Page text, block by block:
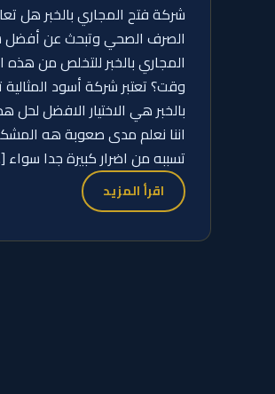
شركة فتح المجاري بالخبر هل
الصرف الصحي وتبحث عن
المجاري بالخبر للتخلص من
وقت؟ تعتبر شركة أسود المثالية
بالخبر هي الاختيار الافضل
اننا نعلم مدى صعوبة هه
تسببه من اضرار كبيرة جدا
اقرأ المزيد